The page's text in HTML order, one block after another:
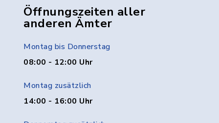
Öffnungszeiten aller
anderen Ämter
Montag bis Donnerstag
08:00 - 12:00 Uhr
Montag zusätzlich
14:00 - 16:00 Uhr